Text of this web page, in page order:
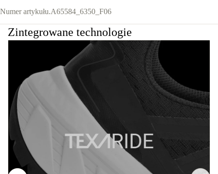
Numer artykułu.A65584_6350_F06
Zintegrowane technologie